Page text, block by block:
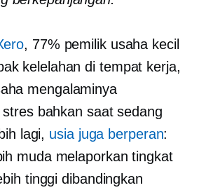
, 77% pemilik usaha kecil
kelelahan di tempat kerja,
mengalaminya
stres bahkan saat sedang
lagi, usia juga berperan:
muda melaporkan tingkat
tinggi dibandingkan